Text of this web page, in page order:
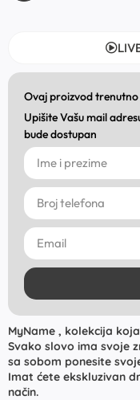
Ovaj proizvod
Upišite Vašu mail
bude dostupan
MyName , kolekcija
Svako slovo ima svoje
sa sobom ponesite
Imat ćete ekskluzivan
način.